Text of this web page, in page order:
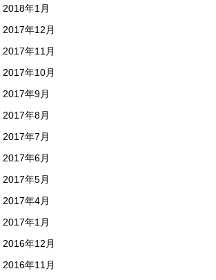
2018年1月
2017年12月
2017年11月
2017年10月
2017年9月
2017年8月
2017年7月
2017年6月
2017年5月
2017年4月
2017年1月
2016年12月
2016年11月